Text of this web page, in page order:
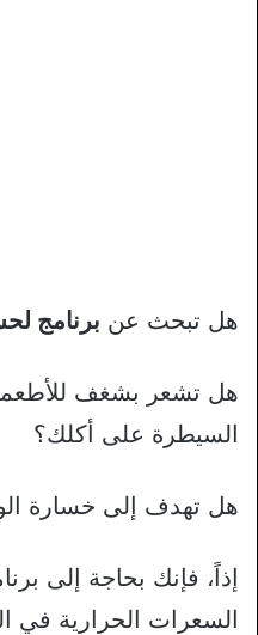
هل تبحث عن برنامج
هل تشعر بشغف
السيطرة على أكلك؟
هل تهدف إلى خسارة
إذاً، فإنك بحاجة إلى
السعرات الحرارية في